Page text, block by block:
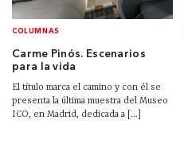
COLUMNAS
Carme Pinós. Escenarios
para la vida
El título marca el camino y con él se
presenta la última muestra del Museo
ICO, en Madrid, dedicada a [...]